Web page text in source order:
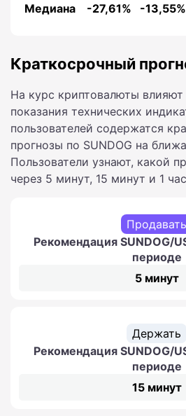
Медиана -27,61% -13,55%
Краткосрочный
На курс криптовалюты влияют
показания технических
пользователей содержатся
прогнозы по SUNDOG на
Пользователи узнают, какой
через 5 минут, 15 минут и 1
Продавать
Рекомендация SUNDOG/
периоде
5 минут
Держать
Рекомендация SUNDOG/
периоде
15 минут